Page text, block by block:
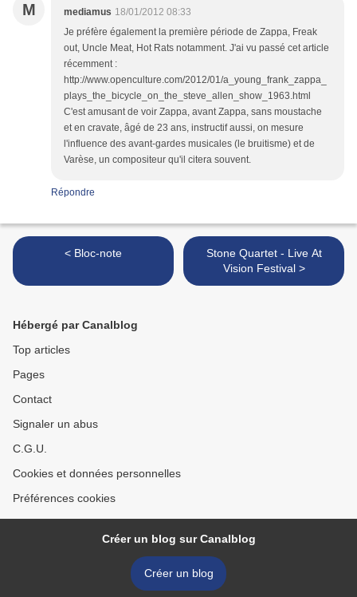
M mediamus 18/01/2012 08:33
Je préfère également la première période de Zappa, Freak
out, Uncle Meat, Hot Rats notamment. J'ai vu passé cet article
récemment :
http://www.openculture.com/2012/01/a_young_frank_zappa_
plays_the_bicycle_on_the_steve_allen_show_1963.html
C'est amusant de voir Zappa, avant Zappa, sans moustache
et en cravate, âgé de 23 ans, instructif aussi, on mesure
l'influence des avant-gardes musicales (le bruitisme) et de
Varèse, un compositeur qu'il citera souvent.
Répondre
< Bloc-note
Stone Quartet - Live At
Vision Festival >
Hébergé par Canalblog
Top articles
Pages
Contact
Signaler un abus
C.G.U.
Cookies et données personnelles
Préférences cookies
Créer un blog sur Canalblog
Créer un blog